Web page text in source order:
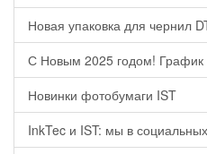
Новая упаковка для чернил
С Новым 2025 годом! График
Новинки фотобумаги IST
InkTec и IST: мы в